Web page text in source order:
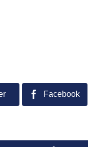
Facebook